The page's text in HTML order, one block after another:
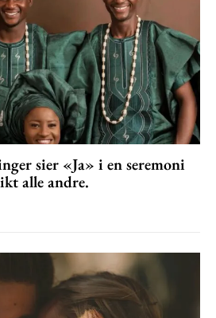
sier «Ja» i en seremoni
alle andre.